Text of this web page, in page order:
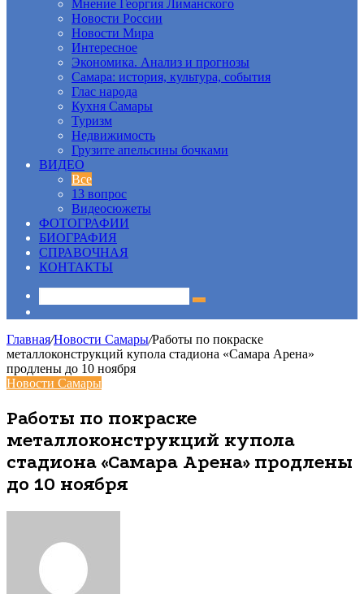
Мнение Георгия Лиманского
Новости России
Новости Мира
Интересное
Экономика. Анализ и прогнозы
Самара: история, культура, события
Глас народа
Кухня Самары
Туризм
Недвижимость
Грузите апельсины бочками
ВИДЕО
Все
13 вопрос
Видеосюжеты
ФОТОГРАФИИ
БИОГРАФИЯ
СПРАВОЧНАЯ
КОНТАКТЫ
Главная/Новости Самары/Работы по покраске
металлоконструкций купола стадиона «Самара Арена»
продлены до 10 ноября
Новости Самары
Работы по покраске
металлоконструкций купола
стадиона «Самара Арена» продлены
до 10 ноября